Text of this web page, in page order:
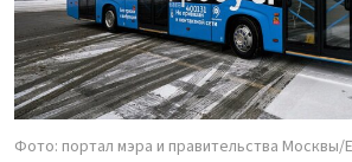
Фото: портал мэра и правительства Москвы/